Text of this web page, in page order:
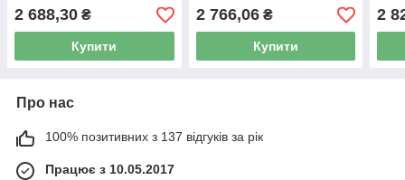
2 688,30 ₴
Купити
2 766,06₴
Купити
2
Про нас
100% позитивних з 137 відгуків за рік
Працює з 10.05.2017